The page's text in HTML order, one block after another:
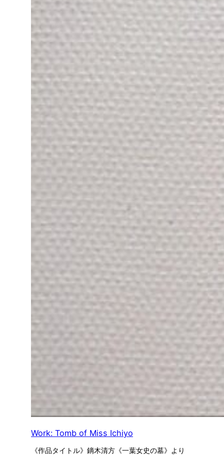
Work: Tomb of Miss Ichiyo
《作品タイトル》鏑木清方《一葉女史の墓》より